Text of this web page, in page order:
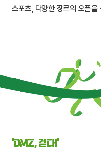
스포츠, 다양한 장르의 오픈을
‘DMZ, 걷다!’